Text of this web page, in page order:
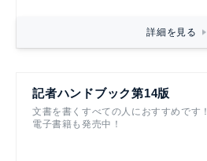
詳細を見る
記者ハンドブック第14版
文書を書くすべての人におすすめです！
電子書籍も発売中！